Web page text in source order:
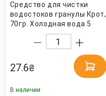
Средство для чистки
водостоков гранулы Крот,
70гр. Холодная вода 5
27.6₴
В наличии